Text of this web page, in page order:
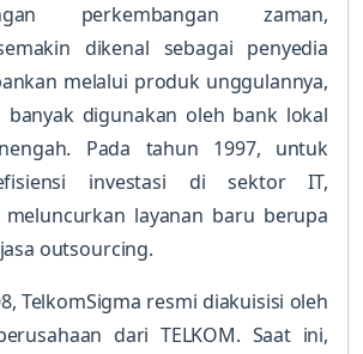
perkembangan zaman,
dikenal sebagai penyedia
melalui produk unggulannya,
banyak digunakan oleh bank lokal
Pada tahun 1997, untuk
investasi di sektor IT,
layanan baru berupa
outsourcing.
TelkomSigma resmi diakuisisi oleh
dari TELKOM. Saat ini,